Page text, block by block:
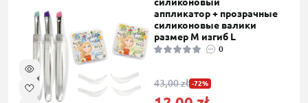
аппликатор + прозрачные
силиконовые валики
размер M изгиб L
0
43,00 zł -72%